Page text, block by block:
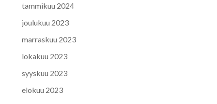
tammikuu 2024
joulukuu 2023
marraskuu 2023
lokakuu 2023
syyskuu 2023
elokuu 2023